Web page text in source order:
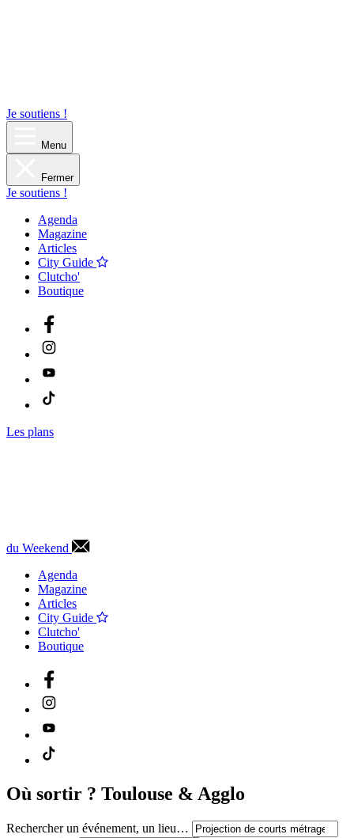
Je soutiens !
Menu
Fermer
Je soutiens !
Agenda
Magazine
Articles
City Guide
Clutcho'
Boutique
Les plans
du Weekend
Agenda
Magazine
Articles
City Guide
Clutcho'
Boutique
Où sortir ? Toulouse & Agglo
Rechercher un événement, un lieu…